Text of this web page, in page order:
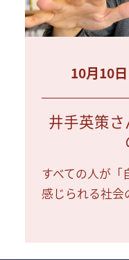
10月10
井手英策
すべての人が「
感じられる社会